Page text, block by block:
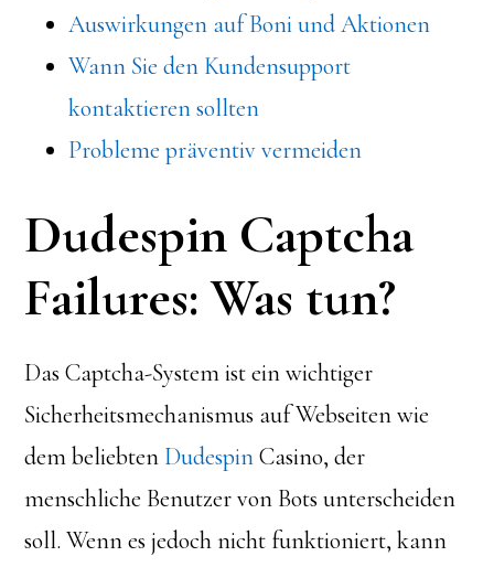
Auswirkungen auf Boni und Aktionen
Wann Sie den Kundensupport
kontaktieren sollten
Probleme präventiv vermeiden
Dudespin Captcha
Failures: Was tun?
Das Captcha-System ist ein wichtiger
Sicherheitsmechanismus auf Webseiten wie
dem beliebten DudespinCasino, der
menschliche Benutzer von Bots unterscheiden
soll. Wenn es jedoch nicht funktioniert, kann